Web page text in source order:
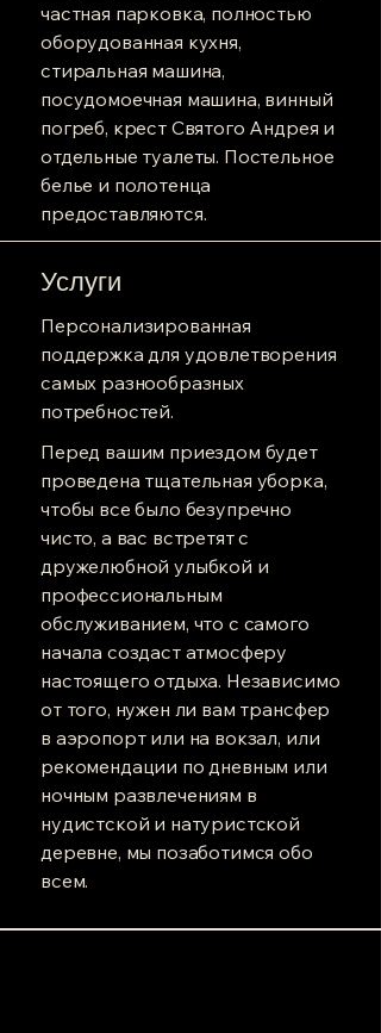
частная парковка, полностью
оборудованная кухня,
стиральная машина,
посудомоечная машина, винный
погреб, крест Святого Андрея и
отдельные туалеты. Постельное
белье и полотенца
предоставляются.
Услуги
Персонализированная
поддержка для удовлетворения
самых разнообразных
потребностей.
Перед вашим приездом будет
проведена тщательная уборка,
чтобы все было безупречно
чисто, а вас встретят с
дружелюбной улыбкой и
профессиональным
обслуживанием, что с самого
начала создаст атмосферу
настоящего отдыха. Независимо
от того, нужен ли вам трансфер
в аэропорт или на вокзал, или
рекомендации по дневным или
ночным развлечениям в
нудистской и натуристской
деревне, мы позаботимся обо
всем.